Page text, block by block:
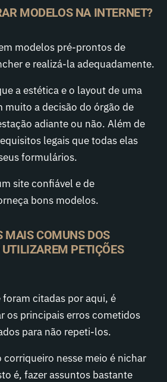
MODELOS NA INTERNET?
modelos pré-prontos de
e realizá-la adequadamente.
a estética e o layout de uma
a decisão do órgão de
adiante ou não. Além de
legais que todas elas
formulários.
site confiável e de
bons modelos.
MAIS COMUNS DOS
PETIÇÕES
citadas por aqui, é
os principais erros cometidos
para não repeti-los.
nesse meio é nichar
é, fazer assuntos bastante